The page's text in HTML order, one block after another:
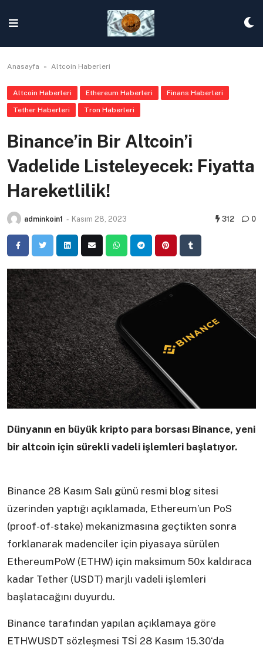
content
Anasayfa » Altcoin Haberleri
Altcoin Haberleri Ethereum Haberleri Finans Haberleri
Tether Haberleri Tron Haberleri
Binance’in Bir Altcoin’i
Vadelide Listeleyecek: Fiyatta
Hareketlilik!
adminkoin1 - Kasım 28, 2023 312 0
Dünyanın en büyük kripto para borsası Binance, yeni
bir altcoin için sürekli vadeli işlemleri başlatıyor.
Binance 28 Kasım Salı günü resmi blog sitesi
üzerinden yaptığı açıklamada, Ethereum’un PoS
(proof-of-stake) mekanizmasına geçtikten sonra
forklanarak madenciler için piyasaya sürülen
EthereumPoW (ETHW) için maksimum 50x kaldıraca
kadar Tether (USDT) marjlı vadeli işlemleri
başlatacağını duyurdu.
Binance tarafından yapılan açıklamaya göre
ETHWUSDT sözleşmesi TSİ 28 Kasım 15.30‘da